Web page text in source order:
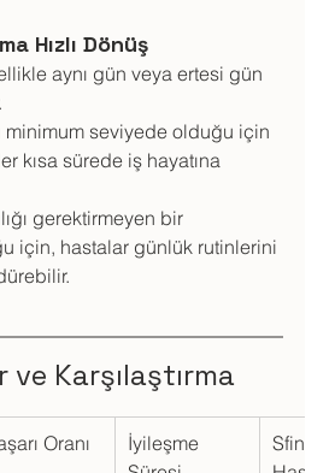
Hızlı Dönüş
aynı gün veya ertesi gün
minimum seviyede olduğu için
kısa sürede iş hayatına
gerektirmeyen bir
için, hastalar günlük rutinlerini
ve Karşılaştırma
Oranı
İyileşme